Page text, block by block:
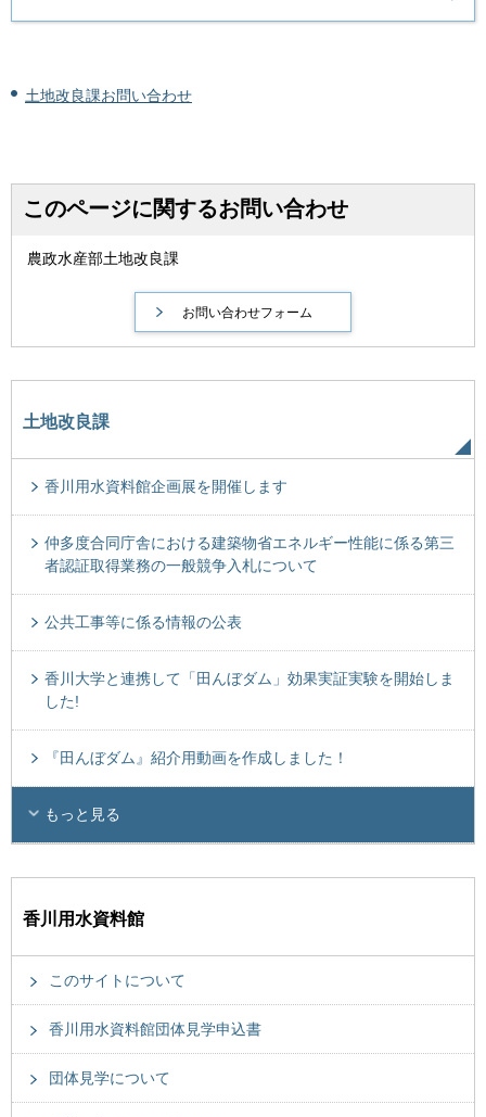
土地改良課お問い合わせ
このページに関するお問い合わせ
農政水産部土地改良課
土地改良課
香川用水資料館企画展を開催します
仲多度合同庁舎における建築物省エネルギー性能に係る第三
者認証取得業務の一般競争入札について
公共工事等に係る情報の公表
香川大学と連携して「田んぼダム」効果実証実験を開始しま
した!
『田んぼダム』紹介用動画を作成しました！
もっと見る
香川用水資料館
このサイトについて
香川用水資料館団体見学申込書
団体見学について